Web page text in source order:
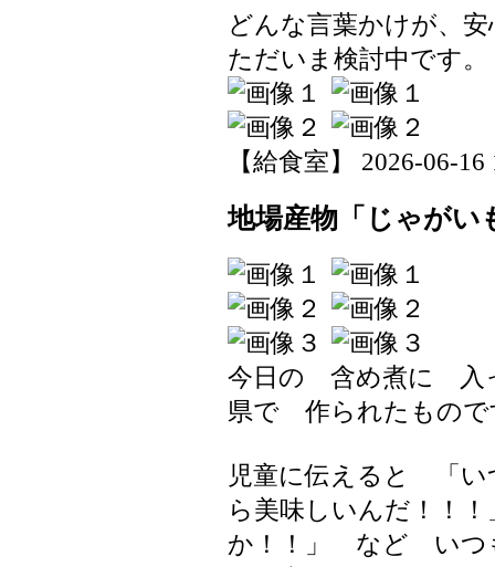
どんな言葉かけが、
ただいま検討中です。
【給食室】 2026-06-
地場産物「じゃがい
今日の 含め煮に 入
県で 作られたもので
児童に伝えると 「
ら美味しいんだ！！
か！！」 など いつ